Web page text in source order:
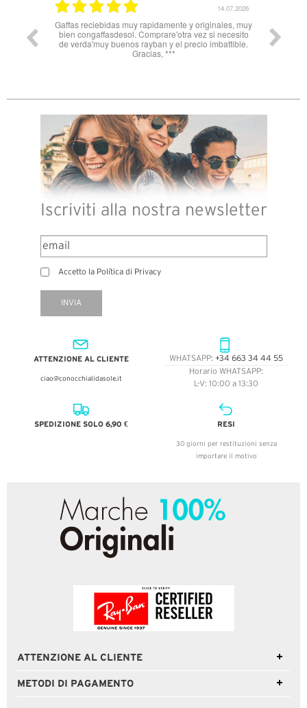
14.07.2026
Gaffas reciebidas muy rapidamente y originales, muy
bien congaffasdesol. Comprare'otra vez si necesito
de verda'muy buenos rayban y el precio imbattible.
Gracias, ***
Iscriviti alla nostra newsletter
Accetto la Política di Privacy
INVIA
ATTENZIONE AL CLIENTE
ciao@conocchialidasole.it
WHATSAPP: +34 663 34 44 55
Horario WHATSAPP:
L-V: 10:00 a 13:30
SPEDIZIONE SOLO 6,90 € RESI
30 giorni per restituzioni senza
importare il motivo
ATTENZIONE AL CLIENTE
METODI DI PAGAMENTO